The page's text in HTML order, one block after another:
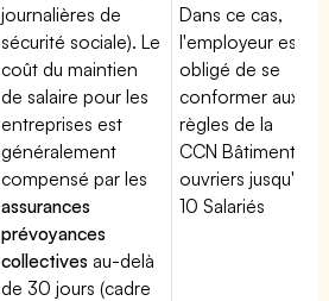
journalières de
sécurité sociale). Le
coût du maintien
de salaire pour les
entreprises est
généralement
compensé par les
assurances
prévoyances
collectives au-delà
de 30 jours (cadre
Dans ce cas,
l'employeur est
obligé de se
conformer aux
règles de la
CCN Bâtiment
ouvriers jusqu'à
10 Salariés